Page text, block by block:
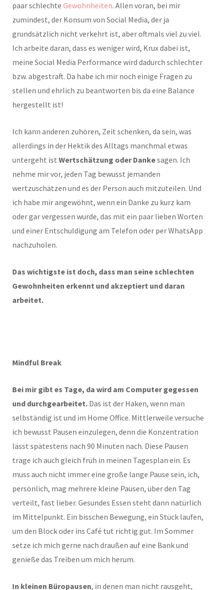
paar schlechte Gewohnheiten. Allen voran, bei mir
zumindest, der Konsum von Social Media, der ja
grundsätzlich nicht verkehrt ist, aber oftmals viel zu viel.
Ich arbeite daran, dass es weniger wird, Krux dabei ist,
meine Social Media Performance wird dadurch schlechter
bzw. abgestraft. Da habe ich mir noch einige Fragen zu
stellen und ehrlich zu beantworten bis da eine Balance
hergestellt ist!
Ich kann anderen zuhören, Zeit schenken, da sein, was
allerdings in der Hektik des Alltags manchmal etwas
untergeht ist Wertschätzung oder Dankesagen. Ich
nehme mir vor, jeden Tag bewusst jemanden
wertzuschätzen und es der Person auch mitzuteilen. Und
ich habe mir angewöhnt, wenn ein Danke zu kurz kam
oder gar vergessen wurde, das mit ein paar lieben Worten
und einer Entschuldigung am Telefon oder per WhatsApp
nachzuholen.
Das wichtigste ist doch, dass man seine schlechten
Gewohnheiten erkennt und akzeptiert und daran
arbeitet.
Mindful Break
Bei mir gibt es Tage, da wird am Computer gegessen
und durchgearbeitet. Das ist der Haken, wenn man
selbständig ist und im Home Office. Mittlerweile versuche
ich bewusst Pausen einzulegen, denn die Konzentration
lässt spätestens nach 90 Minuten nach. Diese Pausen
trage ich auch gleich früh in meinen Tagesplan ein. Es
muss auch nicht immer eine große lange Pause sein, ich,
persönlich, mag mehrere kleine Pausen, über den Tag
verteilt, fast lieber. Gesundes Essen steht dann natürlich
im Mittelpunkt. Ein bisschen Bewegung, ein Stück laufen,
um den Block oder ins Café tut richtig gut. Im Sommer
setze ich mich gerne nach draußen auf eine Bank und
genieße das Treiben um mich herum.
In kleinen Büropausen, in denen man nicht rausgeht,